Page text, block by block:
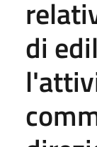
di